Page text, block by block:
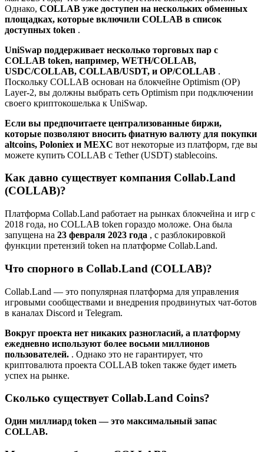
Однако, COLLAB уже доступен на нескольких обменных
площадках, которые включили COLLAB в список
доступных token .
UniSwap поддерживает несколько торговых пар с
COLLAB token, например, WETH/COLLAB,
USDC/COLLAB, COLLAB/USDT, и OP/COLLAB .
Поскольку COLLAB основан на блокчейне Optimism (OP)
Layer-2, вы должны выбрать сеть Optimism при подключении
своего криптокошелька к UniSwap.
Если вы предпочитаете централизованные биржи,
которые позволяют вносить фиатную валюту для покупки
altcoins, Poloniex и MEXC вот некоторые из платформ, где вы
можете купить COLLAB с Tether (USDT) stablecoins.
Как давно существует компания Collab.Land
(COLLAB)?
Платформа Collab.Land работает на рынках блокчейна и игр с
2018 года, но COLLAB token гораздо моложе. Она была
запущена на 23 февраля 2023 года , с разблокировкой
функции претензий token на платформе Collab.Land.
Что спорного в Collab.Land (COLLAB)?
Collab.Land — это популярная платформа для управления
игровыми сообществами и внедрения продвинутых чат-ботов
в каналах Discord и Telegram.
Вокруг проекта нет никаких разногласий, а платформу
ежедневно используют более восьми миллионов
пользователей. . Однако это не гарантирует, что
криптовалюта проекта COLLAB token также будет иметь
успех на рынке.
Сколько существует Collab.Land Coins?
Один миллиард token — это максимальный запас
COLLAB.